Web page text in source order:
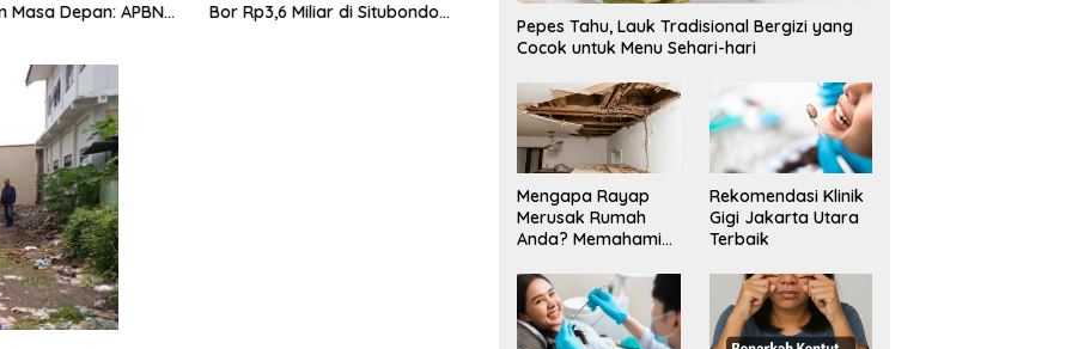
Masa Depan: APBN
Kemandirian
Bor Rp3,6 Miliar di Situbondo
Jawa_
Dipertanyakan, LSM PAKAR
Pepes Tahu, Lauk Tradisional Bergizi yang
Cocok untuk Menu Sehari-hari
Mengapa Rayap
Merusak Rumah
Anda? Memahami
Killer”
Rekomendasi Klinik
Gigi Jakarta Utara
Terbaik